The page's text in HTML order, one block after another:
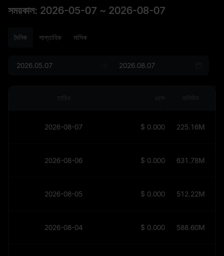
সময়কাল: 2026-05-07 ~ 2026-08-07
দৈনিক সাপ্তাহিক মাসিক
তারিখ ওপেন ভলিউম
2026-08-07 $ 0.0003503225.16M
2026-08-06 $ 0.0003654631.78M
2026-08-05 $ 0.0003818512.22M
2026-08-04 $ 0.0003928588.60M